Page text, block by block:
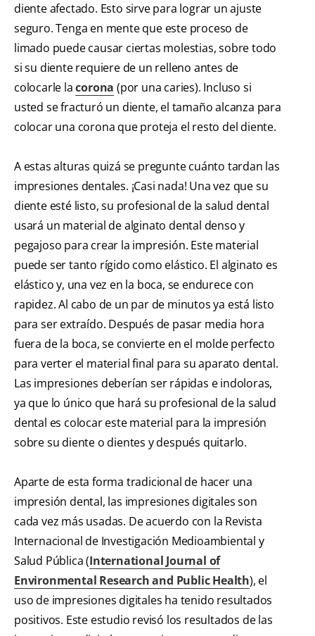
diente afectado. Esto sirve para lograr un ajuste
seguro. Tenga en mente que este proceso de
limado puede causar ciertas molestias, sobre todo
si su diente requiere de un relleno antes de
colocarle lacorona (por una caries). Incluso si
usted se fracturó un diente, el tamaño alcanza para
colocar una corona que proteja el resto del diente.
A estas alturas quizá se pregunte cuánto tardan las
impresiones dentales. ¡Casi nada! Una vez que su
diente esté listo, su profesional de la salud dental
usará un material de alginato dental denso y
pegajoso para crear la impresión. Este material
puede ser tanto rígido como elástico. El alginato es
elástico y, una vez en la boca, se endurece con
rapidez. Al cabo de un par de minutos ya está listo
para ser extraído. Después de pasar media hora
fuera de la boca, se convierte en el molde perfecto
para verter el material final para su aparato dental.
Las impresiones deberían ser rápidas e indoloras,
ya que lo único que hará su profesional de la salud
dental es colocar este material para la impresión
sobre su diente o dientes y después quitarlo.
Aparte de esta forma tradicional de hacer una
impresión dental, las impresiones digitales son
cada vez más usadas. De acuerdo con la Revista
Internacional de Investigación Medioambiental y
Salud Pública (International Journal of
Environmental Research and Public Health), el
uso de impresiones digitales ha tenido resultados
positivos. Este estudio revisó los resultados de las